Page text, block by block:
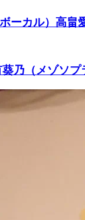
ーカル）高畠
乃（メゾソプ